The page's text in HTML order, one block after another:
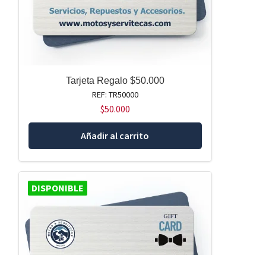
Tarjeta Regalo $50.000
REF: TR50000
$50.000
Añadir al carrito
DISPONIBLE